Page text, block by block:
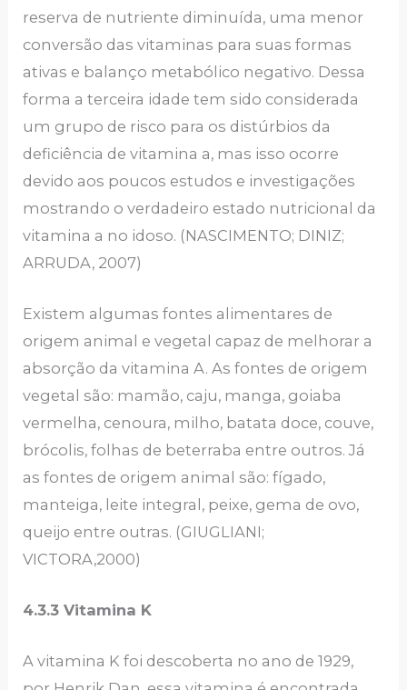
reserva de nutriente diminuída, uma menor
conversão das vitaminas para suas formas
ativas e balanço metabólico negativo. Dessa
forma a terceira idade tem sido considerada
um grupo de risco para os distúrbios da
deficiência de vitamina a, mas isso ocorre
devido aos poucos estudos e investigações
mostrando o verdadeiro estado nutricional da
vitamina a no idoso. (NASCIMENTO; DINIZ;
ARRUDA, 2007)
Existem algumas fontes alimentares de
origem animal e vegetal capaz de melhorar a
absorção da vitamina A. As fontes de origem
vegetal são: mamão, caju, manga, goiaba
vermelha, cenoura, milho, batata doce, couve,
brócolis, folhas de beterraba entre outros. Já
as fontes de origem animal são: fígado,
manteiga, leite integral, peixe, gema de ovo,
queijo entre outras. (GIUGLIANI;
VICTORA,2000)
4.3.3 Vitamina K
A vitamina K foi descoberta no ano de 1929,